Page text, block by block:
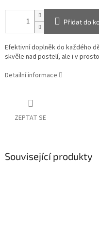
Přidat do
Efektivní doplněk do každého
skvěle nad postelí, ale i v
Detailní informace
ZEPTAT SE
Související produkty